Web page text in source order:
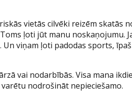
vietās cilvēki reizēm skatās
ļoti jūt manu noskaņojumu.
viņam ļoti padodas sports,
vai nodarbībās. Visa mana
nodrošināt nepieciešamo.